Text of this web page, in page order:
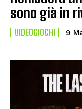
sono già in
VIDEOGIOCHI 9